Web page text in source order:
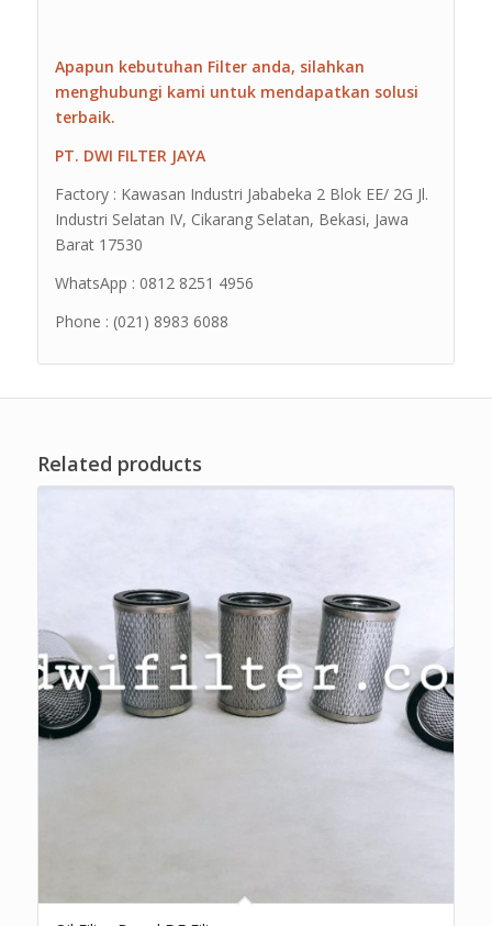
Apapun kebutuhan Filter anda, silahkan
menghubungi kami untuk mendapatkan solusi
terbaik.
PT. DWI FILTER JAYA
Factory : Kawasan Industri Jababeka 2 Blok EE/ 2G Jl.
Industri Selatan IV, Cikarang Selatan, Bekasi, Jawa
Barat 17530
WhatsApp : 0812 8251 4956
Phone : (021) 8983 6088
Related products